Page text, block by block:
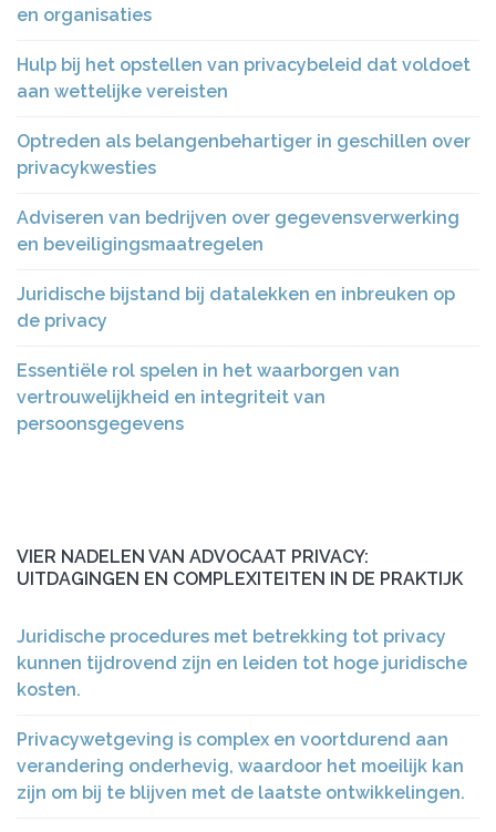
en organisaties
Hulp bij het opstellen van privacybeleid dat voldoet
aan wettelijke vereisten
Optreden als belangenbehartiger in geschillen over
privacykwesties
Adviseren van bedrijven over gegevensverwerking
en beveiligingsmaatregelen
Juridische bijstand bij datalekken en inbreuken op
de privacy
Essentiële rol spelen in het waarborgen van
vertrouwelijkheid en integriteit van
persoonsgegevens
VIER NADELEN VAN ADVOCAAT PRIVACY:
UITDAGINGEN EN COMPLEXITEITEN IN DE PRAKTIJK
Juridische procedures met betrekking tot privacy
kunnen tijdrovend zijn en leiden tot hoge juridische
kosten.
Privacywetgeving is complex en voortdurend aan
verandering onderhevig, waardoor het moeilijk kan
zijn om bij te blijven met de laatste ontwikkelingen.